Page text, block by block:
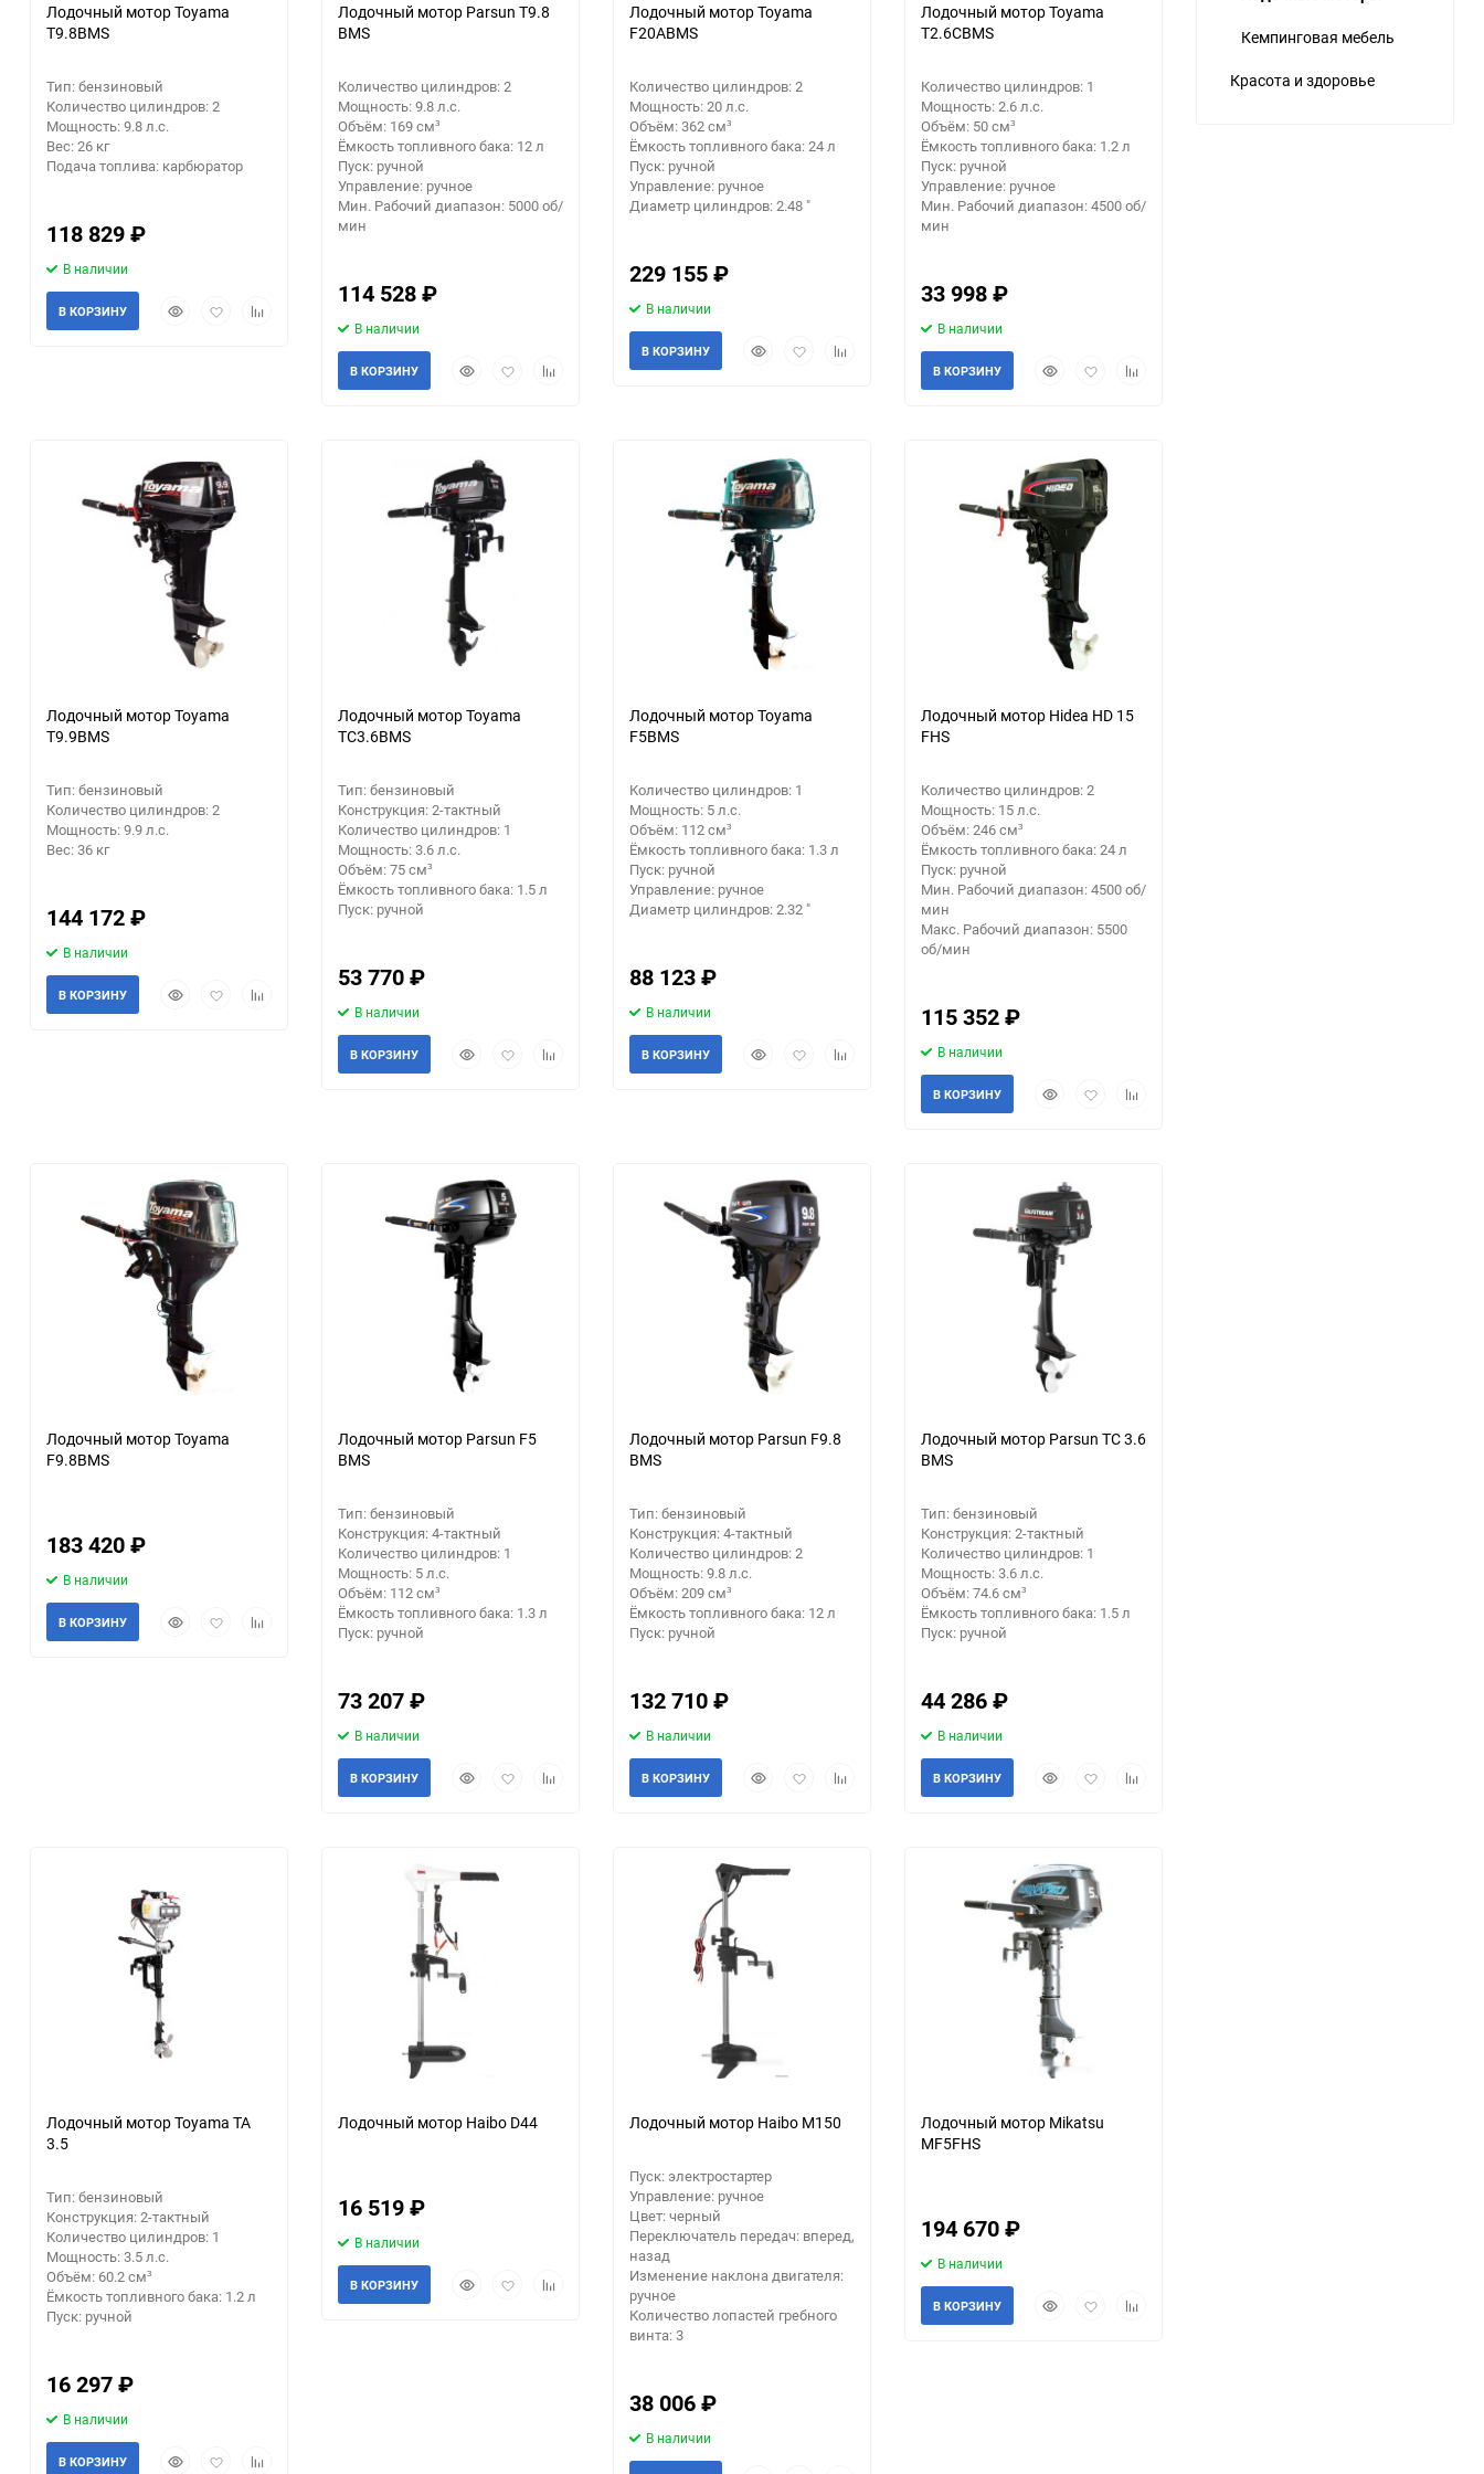
Заточные станки (точила)
Дровоколы
Грузоподъемное
оборудование
Гидроаккумуляторы и
расширительные баки
Вытяжная вентиляция
Бензоинструмент
Аккумуляторный
инструмент
Лодочный мотор Toyama
T9.8BMS
Тип: бензиновый
Количество цилиндров: 2
Мощность: 9.8 л.с.
Вес: 26 кг
Подача топлива: карбюратор
118 829₽
В наличии
БыстрыйДобавитьДобавить
В КОРЗИНУ
Лодочный мотор Parsun T9.8
BMS
Количество цилиндров: 2
Мощность: 9.8 л.с.
Объём: 169 см³
Ёмкость топливного бака: 12 л
Пуск: ручной
Управление: ручное
Мин. Рабочий диапазон: 5000 об/
мин
114 528₽
В наличии
БыстрыйДобавитьДобавить
В КОРЗИНУ
Лодочный мотор Toyama
F20ABMS
Количество цилиндров: 2
Мощность: 20 л.с.
Объём: 362 см³
Ёмкость топливного бака: 24 л
Пуск: ручной
Управление: ручное
Диаметр цилиндров: 2.48 "
229 155₽
В наличии
БыстрыйДобавитьДобавить
В КОРЗИНУ
Лодочный мотор Toyama
T2.6СBMS
Количество цилиндров: 1
Мощность: 2.6 л.с.
Объём: 50 см³
Ёмкость топливного бака: 1.2 л
Пуск: ручной
Управление: ручное
Мин. Рабочий диапазон: 4500 об/
мин
33 998₽
В наличии
БыстрыйДобавитьДобавить
В КОРЗИНУ
Лодочный мотор Toyama
T9.9BMS
Тип: бензиновый
Количество цилиндров: 2
Мощность: 9.9 л.с.
Вес: 36 кг
144 172₽
В наличии
БыстрыйДобавитьДобавить
В КОРЗИНУ
Лодочный мотор Toyama
TC3.6BMS
Тип: бензиновый
Конструкция: 2-тактный
Количество цилиндров: 1
Мощность: 3.6 л.с.
Объём: 75 см³
Ёмкость топливного бака: 1.5 л
Пуск: ручной
53 770₽
В наличии
БыстрыйДобавитьДобавить
В КОРЗИНУ
Лодочный мотор Toyama
F5BMS
Количество цилиндров: 1
Мощность: 5 л.с.
Объём: 112 см³
Ёмкость топливного бака: 1.3 л
Пуск: ручной
Управление: ручное
Диаметр цилиндров: 2.32 "
88 123₽
В наличии
БыстрыйДобавитьДобавить
В КОРЗИНУ
Лодочный мотор Hidea HD 15
FHS
Количество цилиндров: 2
Мощность: 15 л.с.
Объём: 246 см³
Ёмкость топливного бака: 24 л
Пуск: ручной
Мин. Рабочий диапазон: 4500 об/
мин
Макс. Рабочий диапазон: 5500
об/мин
115 352₽
В наличии
БыстрыйДобавитьДобавить
В КОРЗИНУ
Лодочный мотор Toyama
F9.8BMS
183 420₽
В наличии
БыстрыйДобавитьДобавить
В КОРЗИНУ
Лодочный мотор Parsun F5
BMS
Тип: бензиновый
Конструкция: 4-тактный
Количество цилиндров: 1
Мощность: 5 л.с.
Объём: 112 см³
Ёмкость топливного бака: 1.3 л
Пуск: ручной
73 207₽
В наличии
БыстрыйДобавитьДобавить
В КОРЗИНУ
Лодочный мотор Parsun F9.8
BMS
Тип: бензиновый
Конструкция: 4-тактный
Количество цилиндров: 2
Мощность: 9.8 л.с.
Объём: 209 см³
Ёмкость топливного бака: 12 л
Пуск: ручной
132 710₽
В наличии
БыстрыйДобавитьДобавить
В КОРЗИНУ
Лодочный мотор Parsun TC 3.6
BMS
Тип: бензиновый
Конструкция: 2-тактный
Количество цилиндров: 1
Мощность: 3.6 л.с.
Объём: 74.6 см³
Ёмкость топливного бака: 1.5 л
Пуск: ручной
44 286₽
В наличии
БыстрыйДобавитьДобавить
В КОРЗИНУ
Лодочный мотор Toyama TA
3.5
Тип: бензиновый
Конструкция: 2-тактный
Количество цилиндров: 1
Мощность: 3.5 л.с.
Объём: 60.2 см³
Ёмкость топливного бака: 1.2 л
Пуск: ручной
16 297₽
В наличии
БыстрыйДобавитьДобавить
В КОРЗИНУ
Лодочный мотор Haibo D44
16 519₽
В наличии
БыстрыйДобавитьДобавить
В КОРЗИНУ
Лодочный мотор Haibo M150
Пуск: электростартер
Управление: ручное
Цвет: черный
Переключатель передач: вперед,
назад
Изменение наклона двигателя:
ручное
Количество лопастей гребного
винта: 3
38 006₽
В наличии
Лодочный мотор Mikatsu
MF5FHS
194 670₽
В наличии
БыстрыйДобавитьДобавить
В КОРЗИНУ
Кемпинговая мебель
Красота и здоровье